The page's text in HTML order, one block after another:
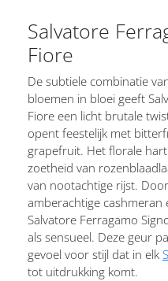
Salvatore
Fiore
De subtiele combinatie
bloemen in bloei geeft
Fiore een licht brutale
opent feestelijk met
grapefruit. Het florale
zoetheid van
van nootachtige rijst.
amberachtige
Salvatore Ferragamo
als sensueel. Deze geur
gevoel voor stijl dat in elk
tot uitdrukking komt.